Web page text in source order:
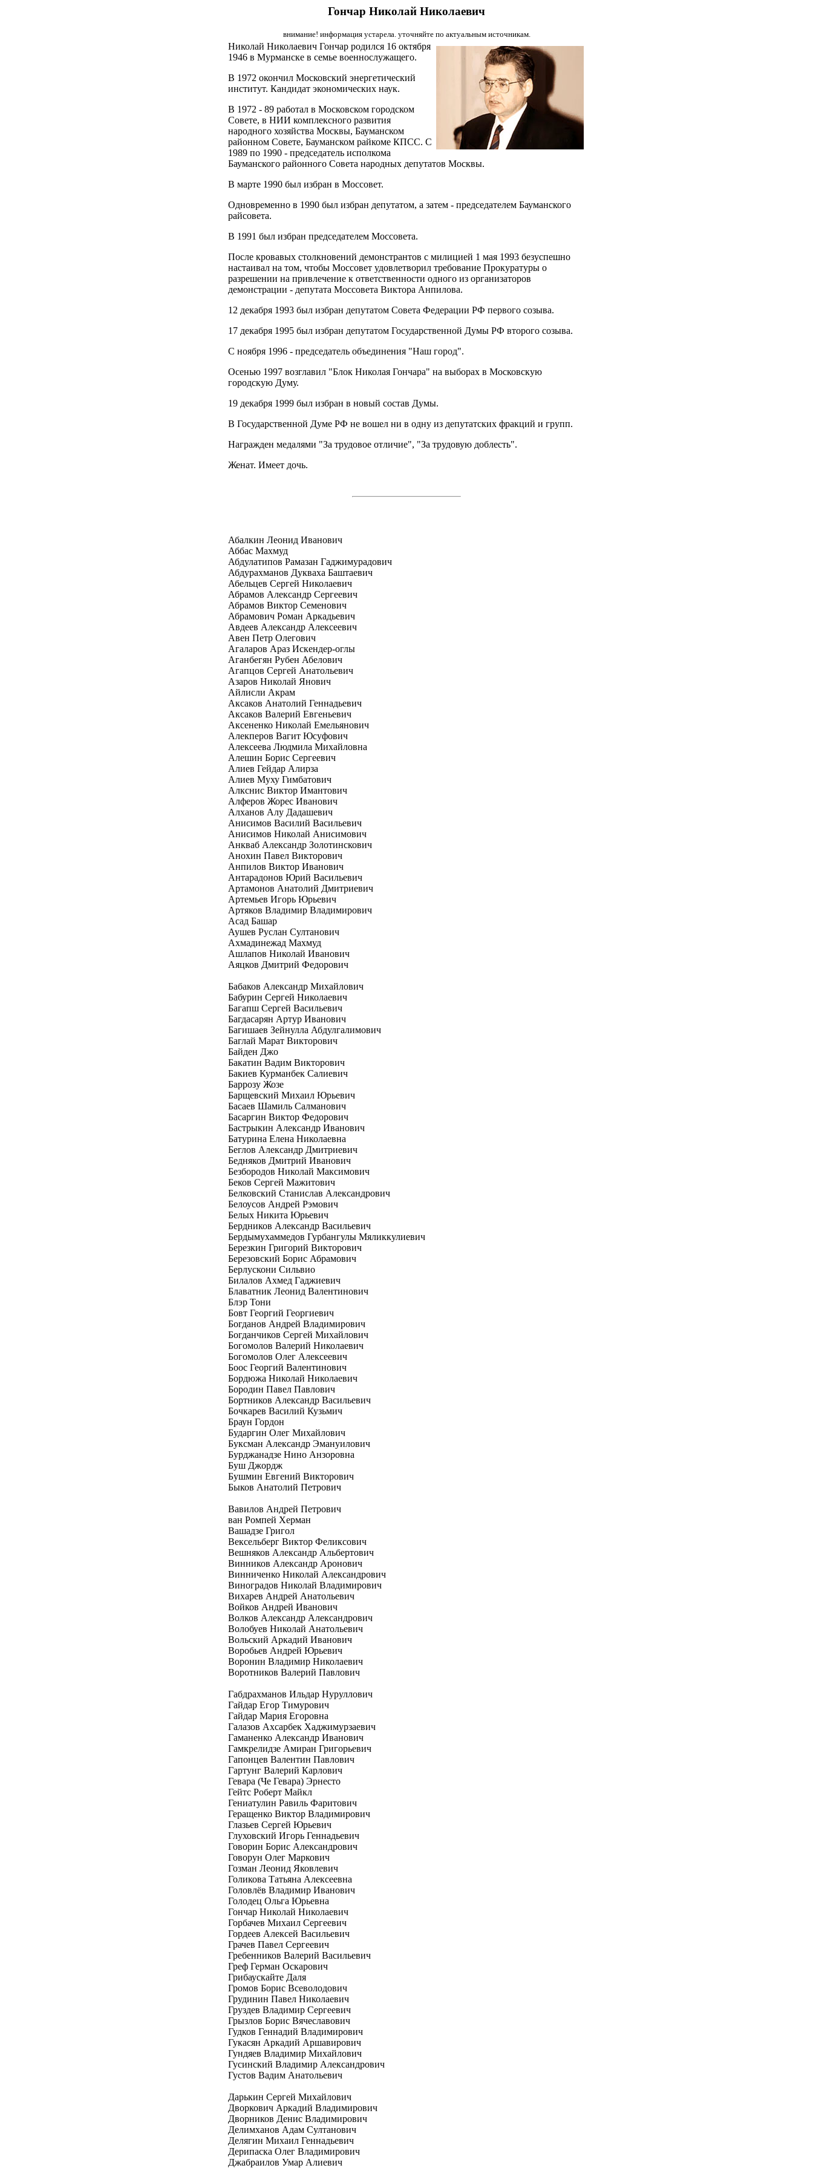
Гончар Николай Николаевич
внимание! информация устарела. уточняйте по актуальным источникам.
Николай Николаевич Гончар родился 16 октября
1946 в Мурманске в семье военнослужащего.
В 1972 окончил Московский энергетический
институт. Кандидат экономических наук.
В 1972 - 89 работал в Московском городском
Совете, в НИИ комплексного развития
народного хозяйства Москвы, Бауманском
районном Совете, Бауманском райкоме КПСС. С
1989 по 1990 - председатель исполкома
Бауманского районного Совета народных депутатов Москвы.
В марте 1990 был избран в Моссовет.
Одновременно в 1990 был избран депутатом, а затем - председателем Бауманского
райсовета.
В 1991 был избран председателем Моссовета.
После кровавых столкновений демонстрантов с милицией 1 мая 1993 безуспешно
настаивал на том, чтобы Моссовет удовлетворил требование Прокуратуры о
разрешении на привлечение к ответственности одного из организаторов
демонстрации - депутата Моссовета Виктора Анпилова.
12 декабря 1993 был избран депутатом Совета Федерации РФ первого созыва.
17 декабря 1995 был избран депутатом Государственной Думы РФ второго созыва.
С ноября 1996 - председатель объединения "Наш город".
Осенью 1997 возглавил "Блок Николая Гончара" на выборах в Московскую
городскую Думу.
19 декабря 1999 был избран в новый состав Думы.
В Государственной Думе РФ не вошел ни в одну из депутатских фракций и групп.
Награжден медалями "За трудовое отличие", "За трудовую доблесть".
Женат. Имеет дочь.
Абалкин Леонид Иванович
Аббас Махмуд
Абдулатипов Рамазан Гаджимурадович
Абдурахманов Дукваха Баштаевич
Абельцев Сергей Николаевич
Абрамов Александр Сергеевич
Абрамов Виктор Семенович
Абрамович Роман Аркадьевич
Авдеев Александр Алексеевич
Авен Петр Олегович
Агаларов Араз Искендер-оглы
Аганбегян Рубен Абелович
Агапцов Сергей Анатольевич
Азаров Николай Янович
Айлисли Акрам
Аксаков Анатолий Геннадьевич
Аксаков Валерий Евгеньевич
Аксененко Николай Емельянович
Алекперов Вагит Юсуфович
Алексеева Людмила Михайловна
Алешин Борис Сергеевич
Алиев Гейдар Алирза
Алиев Муху Гимбатович
Алкснис Виктор Имантович
Алферов Жорес Иванович
Алханов Алу Дадашевич
Анисимов Василий Васильевич
Анисимов Николай Анисимович
Анкваб Александр Золотинскович
Анохин Павел Викторович
Анпилов Виктор Иванович
Антарадонов Юрий Васильевич
Артамонов Анатолий Дмитриевич
Артемьев Игорь Юрьевич
Артяков Владимир Владимирович
Асад Башар
Аушев Руслан Султанович
Ахмадинежад Махмуд
Ашлапов Николай Иванович
Аяцков Дмитрий Федорович
Бабаков Александр Михайлович
Бабурин Сергей Николаевич
Багапш Сергей Васильевич
Багдасарян Артур Иванович
Багишаев Зейнулла Абдулгалимович
Баглай Марат Викторович
Байден Джо
Бакатин Вадим Викторович
Бакиев Курманбек Салиевич
Баррозу Жозе
Барщевский Михаил Юрьевич
Басаев Шамиль Салманович
Басаргин Виктор Федорович
Бастрыкин Александр Иванович
Батурина Елена Николаевна
Беглов Александр Дмитриевич
Бедняков Дмитрий Иванович
Безбородов Николай Максимович
Беков Сергей Мажитович
Белковский Станислав Александрович
Белоусов Андрей Рэмович
Белых Никита Юрьевич
Бердников Александр Васильевич
Бердымухаммедов Гурбангулы Мяликкулиевич
Березкин Григорий Викторович
Березовский Борис Абрамович
Берлускони Сильвио
Билалов Ахмед Гаджиевич
Блаватник Леонид Валентинович
Блэр Тони
Бовт Георгий Георгиевич
Богданов Андрей Владимирович
Богданчиков Сергей Михайлович
Богомолов Валерий Николаевич
Богомолов Олег Алексеевич
Боос Георгий Валентинович
Бордюжа Николай Николаевич
Бородин Павел Павлович
Бортников Александр Васильевич
Бочкарев Василий Кузьмич
Браун Гордон
Бударгин Олег Михайлович
Буксман Александр Эмануилович
Бурджанадзе Нино Анзоровна
Буш Джордж
Бушмин Евгений Викторович
Быков Анатолий Петрович
Вавилов Андрей Петрович
ван Ромпей Херман
Вашадзе Григол
Вексельберг Виктор Феликсович
Вешняков Александр Альбертович
Винников Александр Аронович
Винниченко Николай Александрович
Виноградов Николай Владимирович
Вихарев Андрей Анатольевич
Войков Андрей Иванович
Волков Александр Александрович
Волобуев Николай Анатольевич
Вольский Аркадий Иванович
Воробьев Андрей Юрьевич
Воронин Владимир Николаевич
Воротников Валерий Павлович
Габдрахманов Ильдар Нуруллович
Гайдар Егор Тимурович
Гайдар Мария Егоровна
Галазов Ахсарбек Хаджимурзаевич
Гаманенко Александр Иванович
Гамкрелидзе Амиран Григорьевич
Гапонцев Валентин Павлович
Гартунг Валерий Карлович
Гевара (Че Гевара) Эрнесто
Гейтс Роберт Майкл
Гениатулин Равиль Фаритович
Геращенко Виктор Владимирович
Глазьев Сергей Юрьевич
Глуховский Игорь Геннадьевич
Говорин Борис Александрович
Говорун Олег Маркович
Гозман Леонид Яковлевич
Голикова Татьяна Алексеевна
Головлёв Владимир Иванович
Голодец Ольга Юрьевна
Гончар Николай Николаевич
Горбачев Михаил Сергеевич
Гордеев Алексей Васильевич
Грачев Павел Сергеевич
Гребенников Валерий Васильевич
Греф Герман Оскарович
Грибаускайте Даля
Громов Борис Всеволодович
Грудинин Павел Николаевич
Груздев Владимир Сергеевич
Грызлов Борис Вячеславович
Гудков Геннадий Владимирович
Гукасян Аркадий Аршавирович
Гундяев Владимир Михайлович
Гусинский Владимир Александрович
Густов Вадим Анатольевич
Дарькин Сергей Михайлович
Дворкович Аркадий Владимирович
Дворников Денис Владимирович
Делимханов Адам Султанович
Делягин Михаил Геннадьевич
Дерипаска Олег Владимирович
Джабраилов Умар Алиевич